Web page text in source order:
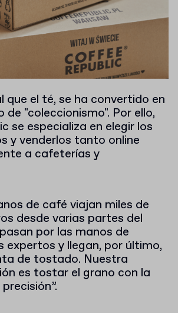
que el té, se ha convertido en
"coleccionismo". Por ello,
se especializa en elegir los
y venderlos tanto online
a cafeterías y
de café viajan miles de
desde varias partes del
por las manos de
expertos y llegan, por último,
de tostado. Nuestra
es tostar el grano con la